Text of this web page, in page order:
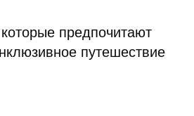
предпочитают
путешествие